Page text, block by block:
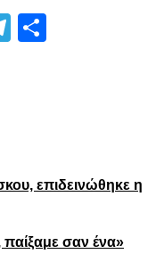
Telegram
επιδεινώθηκε η
σαν ένα»